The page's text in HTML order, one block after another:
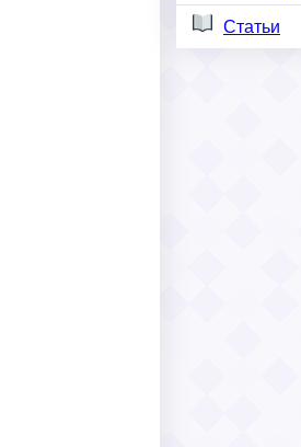
Статьи